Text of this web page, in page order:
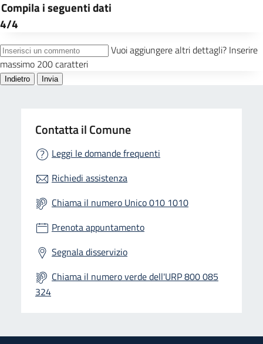
Contatta il Comune
Leggi le domande frequenti
Richiedi assistenza
Chiama il numero Unico 010 1010
Prenota appuntamento
Segnala disservizio
Chiama il numero verde dell'URP 800 085
324